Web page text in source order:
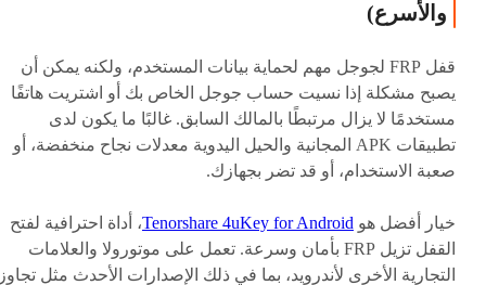
والأسرع)
قفل FRP لجوجل مهم لحماية بيانات المستخدم، ولكنه يمكن أن
يصبح مشكلة إذا نسيت حساب جوجل الخاص بك أو اشتريت هاتفًا
مستخدمًا لا يزال مرتبطًا بالمالك السابق. غالبًا ما يكون لدى
تطبيقات APK المجانية والحيل اليدوية معدلات نجاح منخفضة، أو
صعبة الاستخدام، أو قد تضر بجهازك.
خيار أفضل هو Tenorshare 4uKey for Android، أداة احترافية لفتح
القفل تزيل FRP بأمان وسرعة. تعمل على موتورولا والعلامات
التجارية الأخرى لأندرويد، بما في ذلك الإصدارات الأحدث مثل